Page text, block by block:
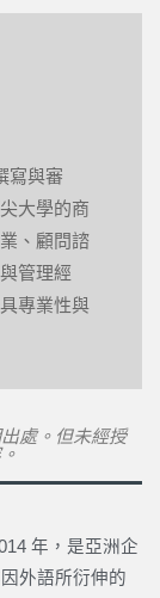
寫與審
大學的商
、顧問諮
管理經
專業性與
處。但未經授
年，是亞洲企
外語所衍伸的